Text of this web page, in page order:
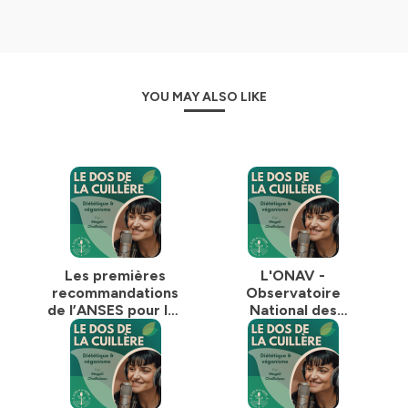
Hébergé par Ausha. Visitez ausha.co/politique-de-
YOU MAY ALSO LIKE
Les premières
recommandations
de l’ANSES pour les
alimentations
végétariennes
[santé vegan]
L'ONAV -
Observatoire
National des
Alimentations
Végétales, pour le
podcasthon !